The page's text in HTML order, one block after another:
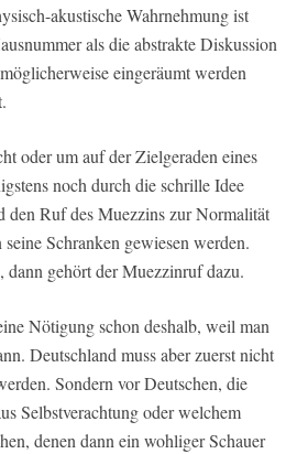
akustische Wahrnehmung ist
als die abstrakte Diskussion
eingeräumt werden
oder um auf der Zielgeraden eines
noch durch die schrille Idee
den Ruf des Muezzins zur Normalität
Schranken gewiesen werden.
dann gehört der Muezzinruf dazu.
Nötigung schon deshalb, weil man
Deutschland muss aber zuerst nicht
Sondern vor Deutschen, die
Selbstverachtung oder welchem
denen dann ein wohliger Schauer